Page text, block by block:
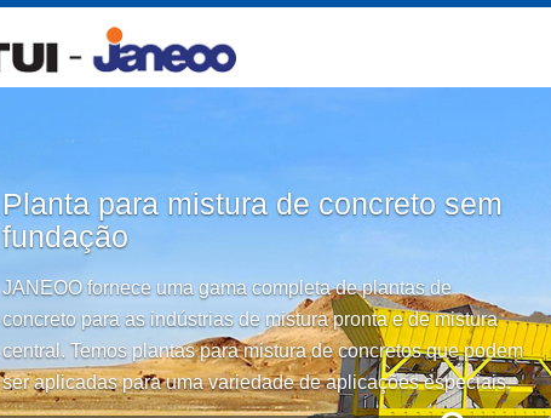
Planta para mistura de concreto sem
fundação
JANEOO fornece uma gama completa de plantas de
concreto para as indústrias de mistura pronta e de mistura
central. Temos plantas para mistura de concretos que podem
ser aplicadas para uma variedade de aplicações especiais.